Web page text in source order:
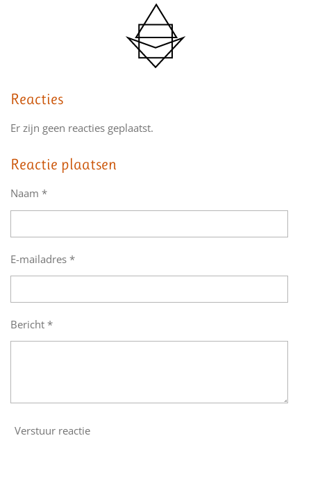
Reacties
Er zijn geen reacties geplaatst.
Reactie plaatsen
Naam *
E-mailadres *
Bericht *
Verstuur reactie